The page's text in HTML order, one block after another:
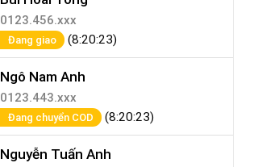
0123.456.xxx
Đang giao (8:20:23)
Ngô Nam Anh
0123.443.xxx
Đang chuyển COD (8:20:23)
Nguyễn Tuấn Anh